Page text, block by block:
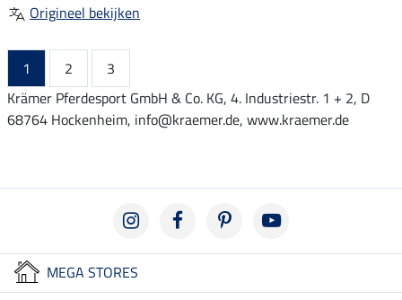
Origineel bekijken
1 2
3
Krämer Pferdesport GmbH & Co. KG, 4. Industriestr. 1 + 2, D
68764 Hockenheim, info@kraemer.de, www.kraemer.de
MEGA STORES